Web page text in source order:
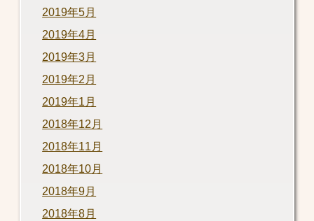
2019年5月
2019年4月
2019年3月
2019年2月
2019年1月
2018年12月
2018年11月
2018年10月
2018年9月
2018年8月